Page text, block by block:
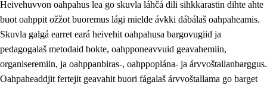
Heivehuvvon oahpahus lea go skuvla láhčá dili sihkkarastin dihte ahte
buot oahppit ožžot buoremus lági mielde ávkki dábálaš oahpaheamis.
Skuvla galgá earret eará heivehit oahpahusa bargovugiid ja
pedagogalaš metodaid bokte, oahpponeavvuid geavahemiin,
organiseremiin, ja oahppanbiras-, oahppoplána- ja árvvoštallanbarggus.
Oahpaheaddjit fertejit geavahit buori fágalaš árvvoštallama go barget